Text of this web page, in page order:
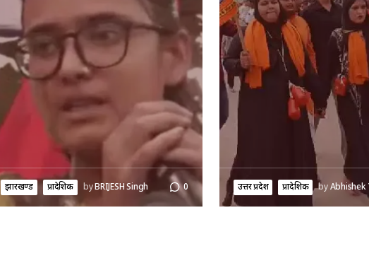
झारखण्ड प्रादेशिक byBRIJESH Singh 0 उत्तर प्रदेश प्रादेशिक byAbhishek